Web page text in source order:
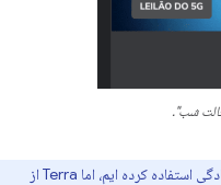
ما از اسکرین شات های موبایل برای سادگی استفاده کرده ایم، اما Terra از